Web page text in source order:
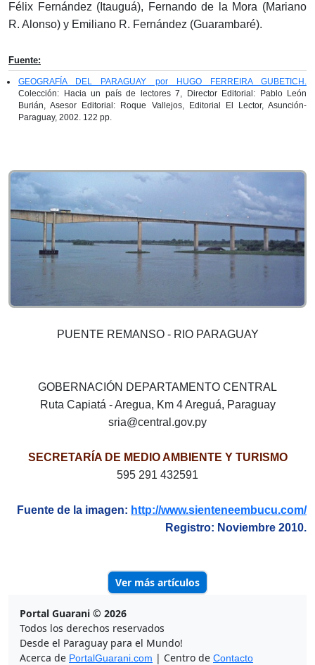
Félix Fernández (Itauguá), Fernando de la Mora (Mariano
R. Alonso) y Emiliano R. Fernández (Guarambaré).
Fuente:
GEOGRAFÍA DEL PARAGUAY por HUGO FERREIRA GUBETICH.
Colección: Hacia un país de lectores 7, Director Editorial: Pablo León
Burián, Asesor Editorial: Roque Vallejos, Editorial El Lector, Asunción-
Paraguay, 2002. 122 pp.
PUENTE REMANSO - RIO PARAGUAY
GOBERNACIÓN DEPARTAMENTO CENTRAL
Ruta Capiatá - Aregua, Km 4 Areguá, Paraguay
sria@central.gov.py
SECRETARÍA DE MEDIO AMBIENTE Y TURISMO
595 291 432591
Fuente de la imagen: http://www.sienteneembucu.com/
Registro: Noviembre 2010.
Ver más artículos
Portal Guarani © 2026
Todos los derechos reservados
Desde el Paraguay para el Mundo!
Acerca de PortalGuarani.com | Centro de Contacto